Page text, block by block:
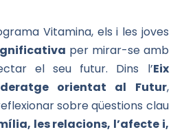
Vitamina, els i les joves
per mirar-se amb
el seu futur. Dins l’Eix
orientat al Futur,
sobre qüestions clau
les relacions, l’afecte i,